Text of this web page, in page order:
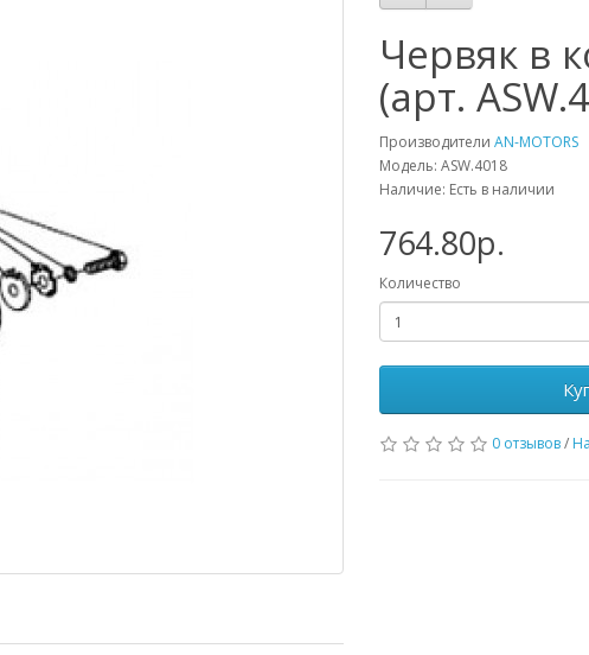
Червяк в
(арт.
Производители AN-MOTORS
Модель: ASW.4018
Наличие: Есть в наличии
764.80р.
Количество
0 отзывов/